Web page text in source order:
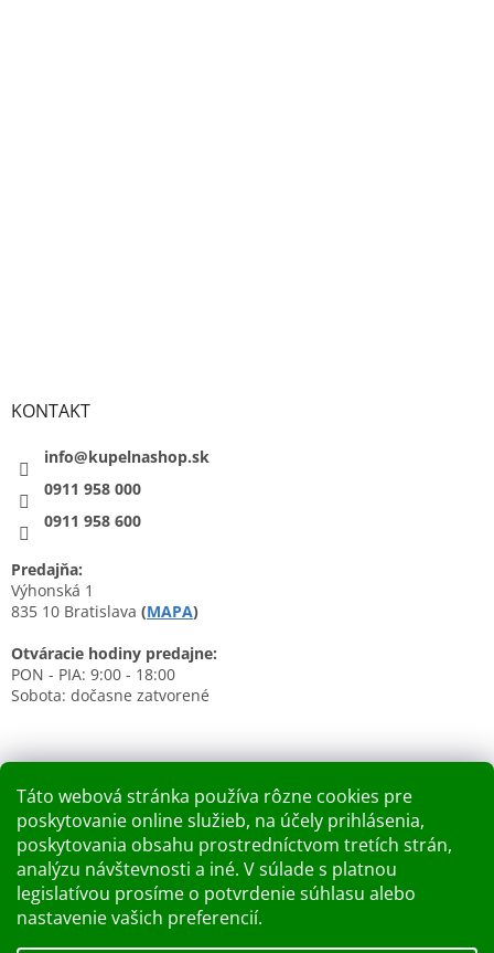
Táto webová stránka používa rôzne cookies pre
poskytovanie online služieb, na účely prihlásenia,
poskytovania obsahu prostredníctvom tretích strán,
analýzu návštevnosti a iné. V súlade s platnou
legislatívou prosíme o potvrdenie súhlasu alebo
nastavenie vašich preferencií.
KONTAKT
info@kupelnashop.sk
0911 958 000
0911 958 600
Predajňa:
Výhonská 1
835 10 Bratislava (MAPA)
Otváracie hodiny predajne:
PON - PIA: 9:00 - 18:00
Sobota: dočasne zatvorené
Nákupný košík
0KS / 0 €